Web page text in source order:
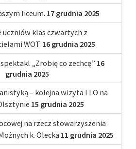
liceum. 17 grudnia 2025
uczniów klas czwartych z
WOT. 16 grudnia 2025
„Zrobię co zechcę” 16
grudnia 2025
– kolejna wizyta I LO na
15 grudnia 2025
na rzecz stowarzyszenia
k. Olecka 11 grudnia 2025